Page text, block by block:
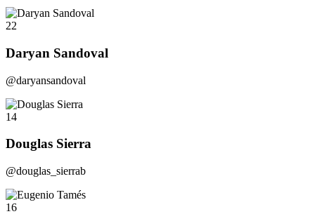
22
Daryan Sandoval
@daryansandoval
14
Douglas Sierra
@douglas_sierrab
16